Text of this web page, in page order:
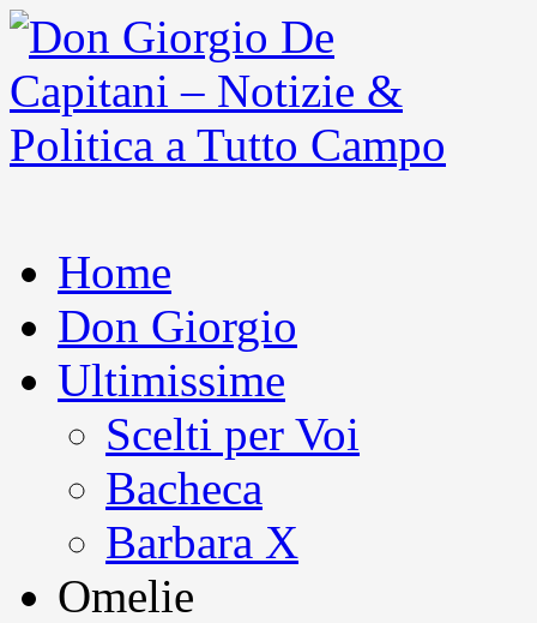
Home
Don Giorgio
Ultimissime
Scelti per Voi
Bacheca
Barbara X
Omelie